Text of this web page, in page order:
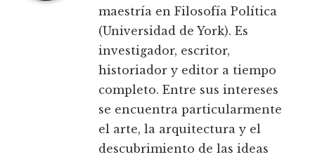
maestría en Filosofía Política
(Universidad de York). Es
investigador, escritor,
historiador y editor a tiempo
completo. Entre sus intereses
se encuentra particularmente
el arte, la arquitectura y el
descubrimiento de las ideas